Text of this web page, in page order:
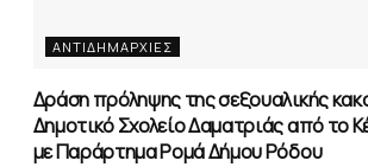
ΑΝΤΙΔΗΜΑΡΧΊΕΣ
Δράση πρόληψης της σεξουαλικής
Δημοτικό Σχολείο Δαματριάς από το
με Παράρτημα Ρομά Δήμου Ρόδου